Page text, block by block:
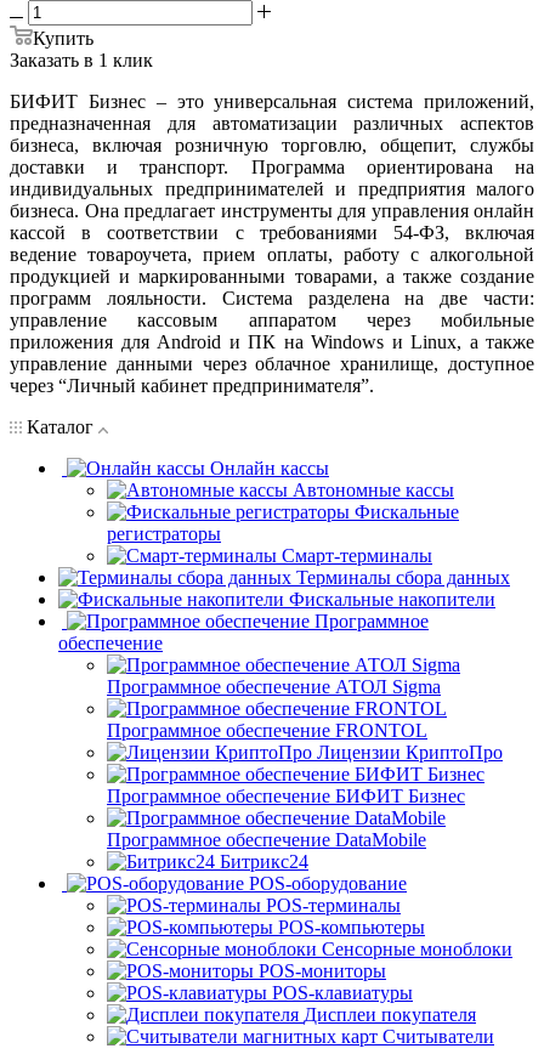
Купить
Заказать в 1 клик
БИФИТ Бизнес – это универсальная система приложений,
предназначенная для автоматизации различных аспектов
бизнеса, включая розничную торговлю, общепит, службы
доставки и транспорт. Программа ориентирована на
индивидуальных предпринимателей и предприятия малого
бизнеса. Она предлагает инструменты для управления онлайн
кассой в соответствии с требованиями 54-ФЗ, включая
ведение товароучета, прием оплаты, работу с алкогольной
продукцией и маркированными товарами, а также создание
программ лояльности. Система разделена на две части:
управление кассовым аппаратом через мобильные
приложения для Android и ПК на Windows и Linux, а также
управление данными через облачное хранилище, доступное
через “Личный кабинет предпринимателя”.
Каталог
Онлайн кассы
Автономные кассы
Фискальные
регистраторы
Смарт-терминалы
Терминалы сбора данных
Фискальные накопители
Программное
обеспечение
Программное обеспечение АТОЛ Sigma
Программное обеспечение FRONTOL
Лицензии КриптоПро
Программное обеспечение БИФИТ Бизнес
Программное обеспечение DataMobile
Битрикс24
POS-оборудование
POS-терминалы
POS-компьютеры
Сенсорные моноблоки
POS-мониторы
POS-клавиатуры
Дисплеи покупателя
Считыватели